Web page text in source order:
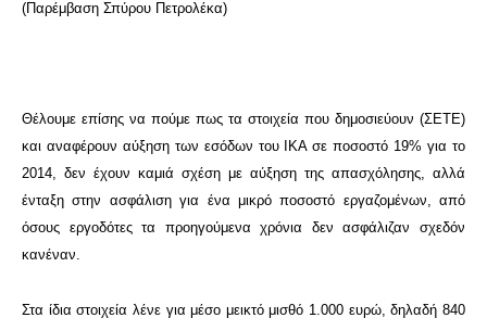
(Παρέμβαση Σπύρου Πετρολέκα)
Θέλουμε επίσης να πούμε πως τα στοιχεία που δημοσιεύουν (ΣΕΤΕ)
και αναφέρουν αύξηση των εσόδων του ΙΚΑ σε ποσοστό 19% για το
2014, δεν έχουν καμιά σχέση με αύξηση της απασχόλησης, αλλά
ένταξη στην ασφάλιση για ένα μικρό ποσοστό εργαζομένων, από
όσους εργοδότες τα προηγούμενα χρόνια δεν ασφάλιζαν σχεδόν
κανέναν.
Στα ίδια στοιχεία λένε για μέσο μεικτό μισθό 1.000 ευρώ, δηλαδή 840